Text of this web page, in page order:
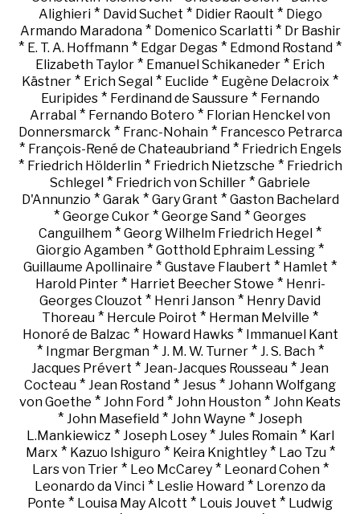
Alighieri* David Suchet * Didier Raoult * Diego
Armando Maradona* Domenico Scarlatti* Dr Bashir
* E. T. A. Hoffmann * Edgar Degas * Edmond Rostand *
Elizabeth Taylor * Emanuel Schikaneder * Erich
Kästner * Erich Segal * Euclide * Eugène Delacroix *
Euripides* Ferdinand de Saussure * Fernando
Arrabal * Fernando Botero * Florian Henckel von
Donnersmarck * Franc-Nohain* Francesco Petrarca
* François-René de Chateaubriand* Friedrich Engels
* Friedrich Hölderlin* Friedrich Nietzsche * Friedrich
Schlegel * Friedrich von Schiller * Gabriele
D'Annunzio * Garak * Gary Grant * Gaston Bachelard
* George Cukor * George Sand * Georges
Canguilhem * Georg Wilhelm Friedrich Hegel *
Giorgio Agamben * Gotthold Ephraim Lessing *
Guillaume Apollinaire * Gustave Flaubert * Hamlet *
Harold Pinter* Harriet Beecher Stowe * Henri-
Georges Clouzot * Henri Janson * Henry David
Thoreau * Hercule Poirot * Herman Melville *
Honoré de Balzac * Howard Hawks* Immanuel Kant
* Ingmar Bergman* J. M. W. Turner* J. S. Bach*
Jacques Prévert * Jean-Jacques Rousseau * Jean
Cocteau * Jean Rostand * Jesus * Johann Wolfgang
von Goethe * John Ford * John Houston * John Keats
* John Masefield * John Wayne * Joseph
L.Mankiewicz* Joseph Losey* Jules Romain* Karl
Marx * Kazuo Ishiguro * Keira Knightley* Lao Tzu*
Lars von Trier* Leo McCarey* Leonard Cohen*
Leonardo da Vinci * Leslie Howard * Lorenzo da
Ponte * Louisa May Alcott * Louis Jouvet * Ludwig